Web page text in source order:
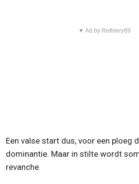
▼ Ad by Refinery89
Een valse start dus, voor een ploeg
dominantie. Maar in stilte wordt
revanche.